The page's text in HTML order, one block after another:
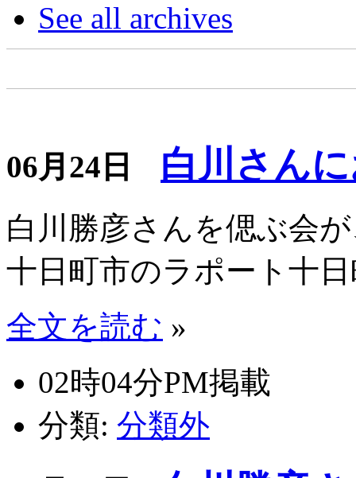
See all archives
06月24日 白川さん
白川勝彦さんを偲ぶ会
十日町市のラポート十
全文を読む »
02時04分PM掲載
分類: 分類外